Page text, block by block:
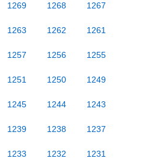
1269 1268 1267
1263 1262 1261
1257 1256 1255
1251 1250 1249
1245 1244 1243
1239 1238 1237
1233 1232 1231